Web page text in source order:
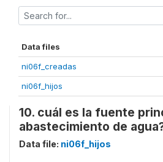
Data files
ni06f_creadas
ni06f_hijos
10. cuál es la fuente
abastecimiento de
Data file: ni06f_hijos